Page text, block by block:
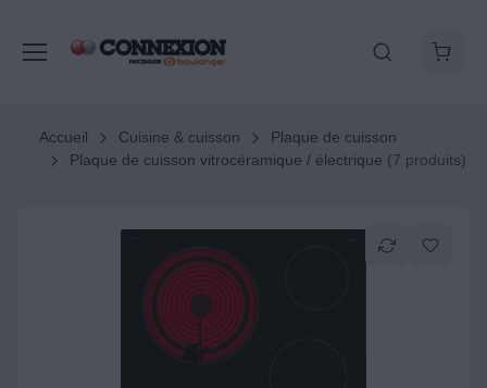
Accueil Cuisine & cuisson
Plaque de cuisson
Plaque de cuisson vitrocéramique / électrique (7 produits)